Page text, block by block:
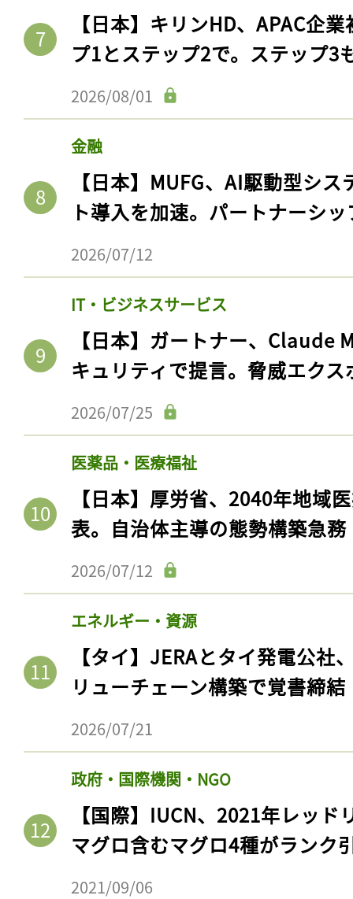
【日本】キリンHD、APAC企
プ1とステップ2で。ステップ3
2026/08/01
金融
【日本】MUFG、AI駆動型シ
ト導入を加速。パートナーシ
2026/07/12
IT・ビジネスサービス
【日本】ガートナー、Claude
キュリティで提言。脅威エク
2026/07/25
医薬品・医療福祉
【日本】厚労省、2040年地域
表。自治体主導の態勢構築急務
2026/07/12
エネルギー・資源
【タイ】JERAとタイ発電公社
リューチェーン構築で覚書締結
2026/07/21
政府・国際機関・NGO
【国際】IUCN、2021年レッ
マグロ含むマグロ4種がランク
2021/09/06